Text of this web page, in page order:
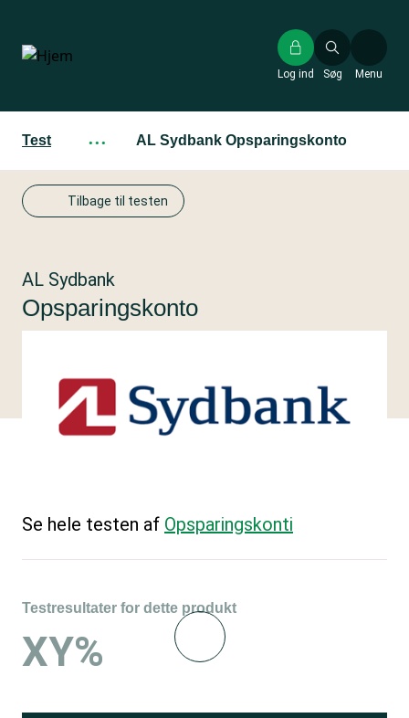
hovedindhold
Søg
Log ind Menu
Test ··· AL Sydbank Opsparingskonto
Tilbage til testen
AL Sydbank
Opsparingskonto
Se hele testen af Opsparingskonti
Testresultater for dette produkt
XY%